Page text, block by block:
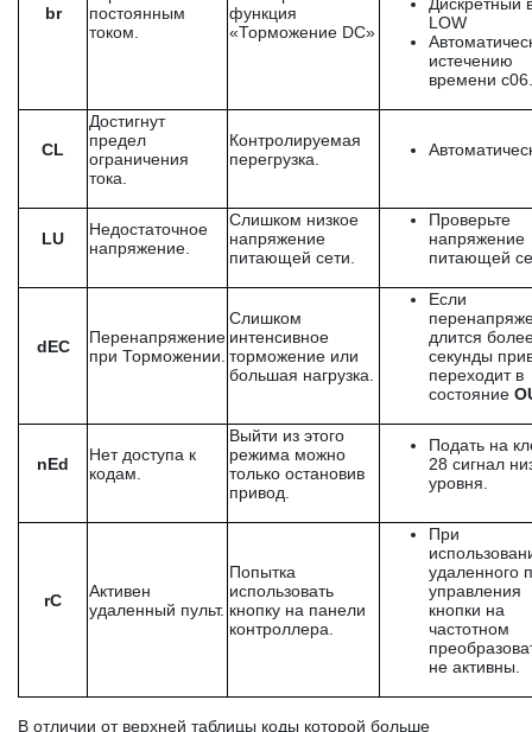
br
постоянным
током.
функция
«Торможение DC»
LOW
истечению
времени с06.
CL
Достигнут
предел
ограничения
тока.
Контролируемая
перегрузка.
LU
Недостаточное
напряжение.
Слишком низкое
напряжение
питающей сети.
Проверьте
напряжение
питающей
dEC
Перенапряжение
при Торможении.
Слишком
интенсивное
торможение или
большая нагрузка.
Если
длится
секунды
переходит в
состояние
nEd
Нет доступа к
кодам.
Выйти из этого
режима можно
только остановив
привод.
Подать на
28 сигнал
уровня.
rC
Активен
удаленный пульт.
Попытка
использовать
кнопку на панели
контроллера.
При
удаленного
управления
кнопки на
частотном
не активны.
В отличии от верхней таблицы коды которой больше